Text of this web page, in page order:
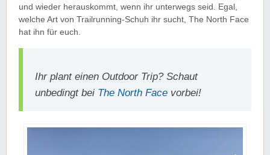
und wieder herauskommt, wenn ihr unterwegs seid. Egal,
welche Art von Trailrunning-Schuh ihr sucht, The North Face
hat ihn für euch.
Ihr plant einen Outdoor Trip? Schaut
unbedingt bei The North Face vorbei!